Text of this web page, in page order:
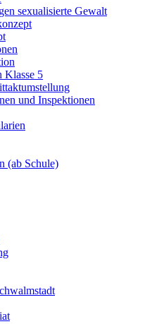
sexualisierte Gewalt
Klasse 5
und Inspektionen
(ab Schule)